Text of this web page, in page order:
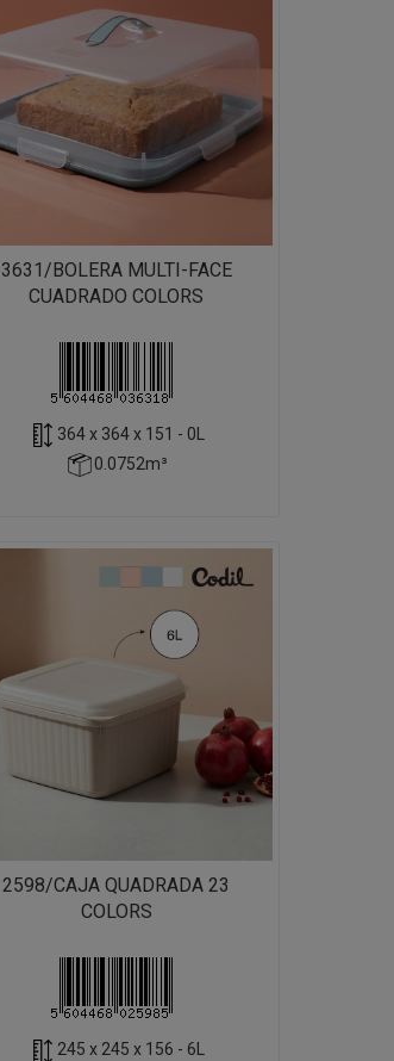
3631/BOLERA MULTI-FACE
CUADRADO COLORS
364 x 364 x 151 - 0L
0.0752m³
2598/CAJA QUADRADA 23
COLORS
245 x 245 x 156 - 6L